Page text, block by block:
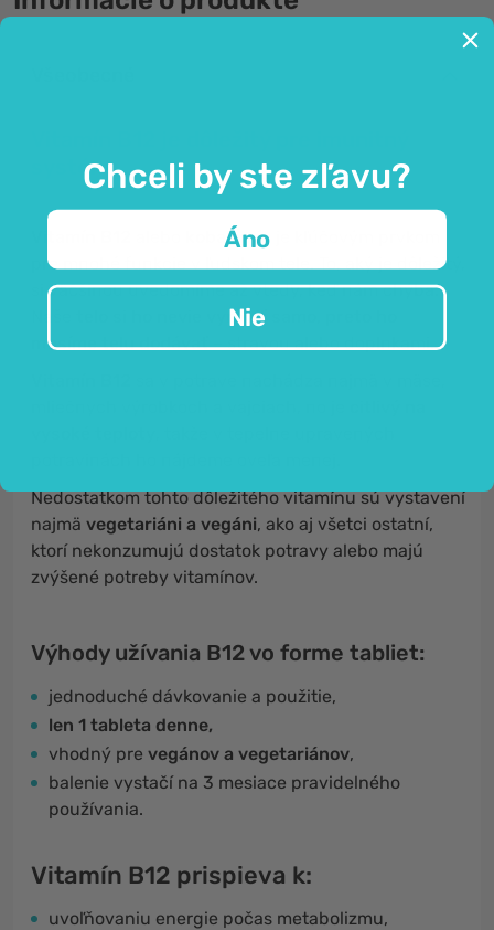
systém.
kobalamín
pre mnohé funkcie v ľudskom tele. To, aký je dôležitý,
si väčšinou uvedomíme až vtedy, keď nám chýba.
telo si ho nevie vyrobiť samo, preto ho
musíme telu dodávať– stravou alebo doplnkami.
Nedostatkom tohto dôležitého vitamínu sú vystavení
najmä vegetariáni a vegáni, ako aj všetci ostatní,
ktorí nekonzumujú dostatok potravy alebo majú
zvýšené potreby vitamínov.
Výhody užívania B12 vo forme tabliet:
jednoduché dávkovanie a použitie,
len 1 tableta denne,
vhodný pre vegánov a vegetariánov,
balenie vystačí na 3 mesiace pravidelného
používania.
Vitamín B12 prispieva k:
uvoľňovaniu energie počas metabolizmu,
Chceli by ste zľavu?
Áno
Nie